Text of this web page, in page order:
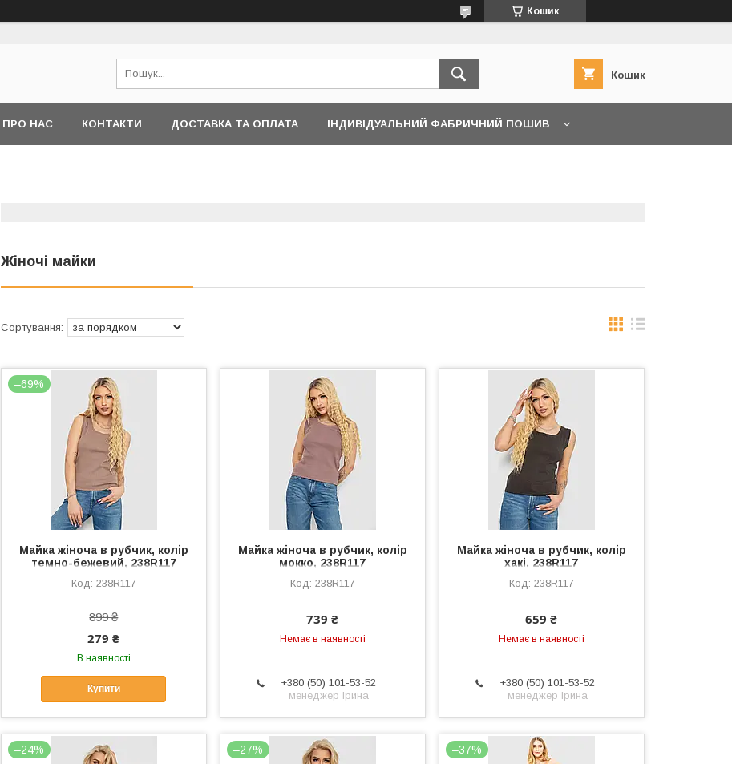
Кошик
Кошик
ПРО НАС КОНТАКТИ ДОСТАВКА ТА ОПЛАТА ІНДИВІДУАЛЬНИЙ ФАБРИЧНИЙ ПОШИВ
Жіночі майки
–69%
Майка жіноча в рубчик, колір
темно-бежевий, 238R117
238R117
899 ₴
279 ₴
В наявності
Купити
Майка жіноча в рубчик, колір
мокко, 238R117
238R117
739 ₴
Немає в наявності
+380 (50) 101-53-52
менеджер Ірина
Майка жіноча в рубчик, колір
хакі, 238R117
238R117
659 ₴
Немає в наявності
+380 (50) 101-53-52
менеджер Ірина
–24% –27% –37%